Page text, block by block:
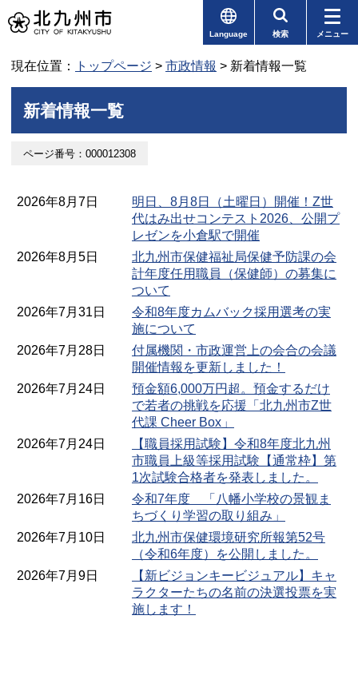
Language 検索 メニュー
現在位置： トップページ > 市政情報 > 新着情報一覧
新着情報一覧
ページ番号：000012308
2026年8月7日
明日、8月8日（土曜日）開催！Z世
代はみ出せコンテスト2026、公開プ
レゼンを小倉駅で開催
2026年8月5日
北九州市保健福祉局保健予防課の会
計年度任用職員（保健師）の募集に
ついて
2026年7月31日
令和8年度カムバック採用選考の実
施について
2026年7月28日
付属機関・市政運営上の会合の会議
開催情報を更新しました！
2026年7月24日
預金額6,000万円超。預金するだけ
で若者の挑戦を応援「北九州市Z世
代課 Cheer Box」
2026年7月24日
【職員採用試験】令和8年度北九州
市職員上級等採用試験【通常枠】第
1次試験合格者を発表しました。
2026年7月16日
令和7年度 「八幡小学校の景観ま
ちづくり学習の取り組み」
2026年7月10日
北九州市保健環境研究所報第52号
（令和6年度）を公開しました。
2026年7月9日
【新ビジョンキービジュアル】キャ
ラクターたちの名前の決選投票を実
施します！